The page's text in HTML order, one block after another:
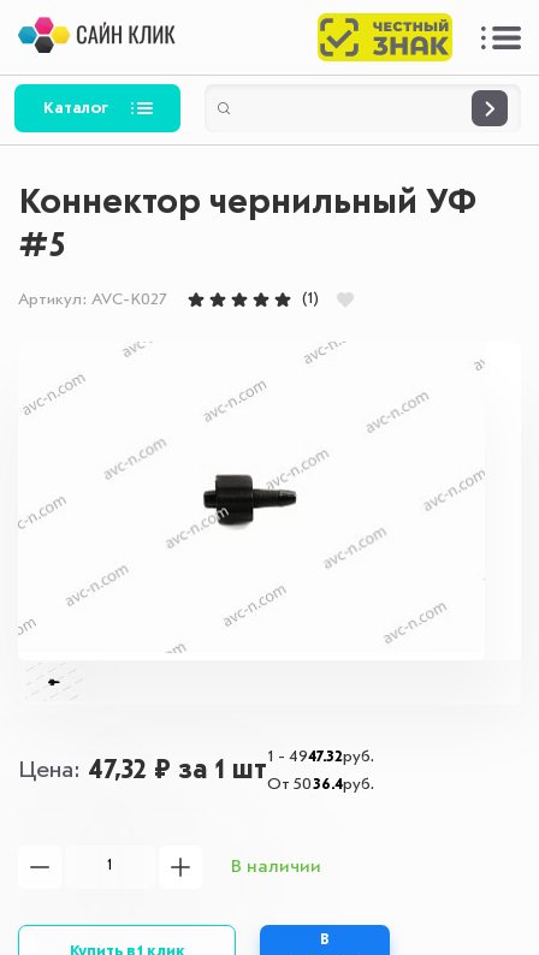
Каталог
Коннектор чернильный УФ
#5
Артикул: AVC-K027 (1)
Цена 47,32 ₽ за 1 шт
1 - 4947.32руб.
От 5036.4руб.
В наличии
Купить в 1 клик
В